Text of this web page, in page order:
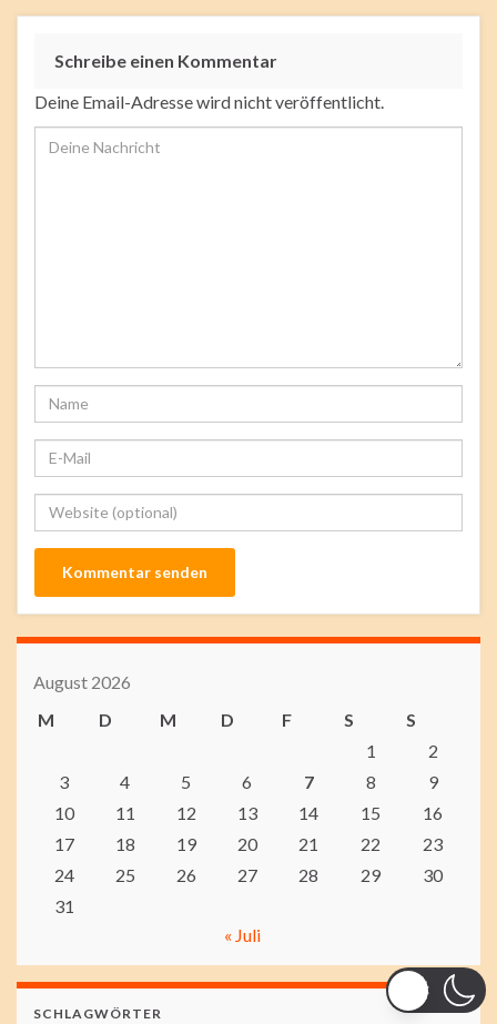
Submit
Schreibe einen Kommentar
Deine Email-Adresse wird nicht veröffentlicht.
August 2026
M
D M D F S
S
1
2
3
4 5 6 7 8
9
10
11 12 13 14 15
16
17
18 19 20 21 22
23
24
25 26 27 28 29
30
31
« Juli
SCHLAGWÖRTER